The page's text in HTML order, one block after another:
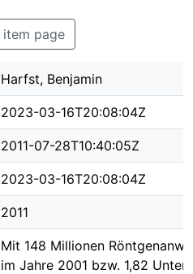
item page
Harfst, Benjamin
2023-03-16T20:08:04Z
2011-07-28T10:40:05Z
2023-03-16T20:08:04Z
2011
Mit 148 Millionen
im Jahre 2001 bzw. 1,82